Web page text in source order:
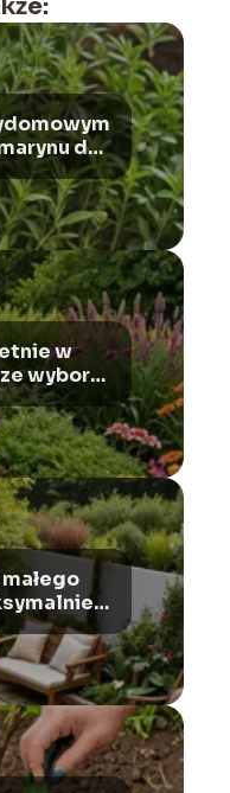
do
w
wybory i